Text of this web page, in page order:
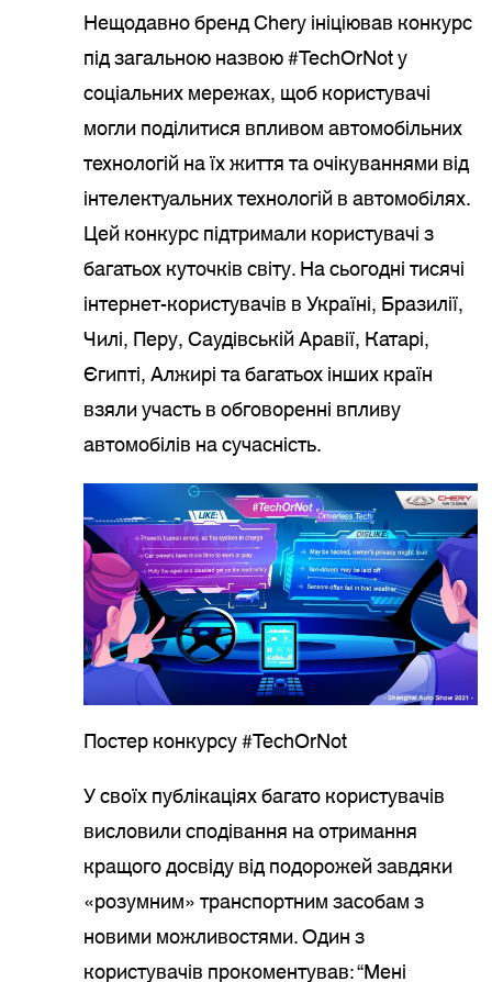
Нещодавно бренд Chery ініціював конкурс
під загальною назвою #TechOrNot у
соціальних мережах, щоб користувачі
могли поділитися впливом автомобільних
технологій на їх життя та очікуваннями від
інтелектуальних технологій в автомобілях.
Цей конкурс підтримали користувачі з
багатьох куточків світу. На сьогодні тисячі
інтернет-користувачів в Україні, Бразилії,
Чилі, Перу, Саудівській Аравії, Катарі,
Єгипті, Алжирі та багатьох інших країн
взяли участь в обговоренні впливу
автомобілів на сучасність.
Постер конкурсу #TechOrNot
У своїх публікаціях багато користувачів
висловили сподівання на отримання
кращого досвіду від подорожей завдяки
«розумним» транспортним засобам з
новими можливостями. Один з
користувачів прокоментував: “Мені